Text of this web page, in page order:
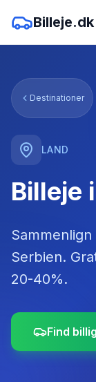
Billeje.dk
Destinationer
LAND
Billeje
Serbien.
20-40%.
Find